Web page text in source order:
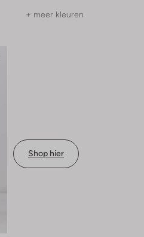
+ meer kleuren
Shop hier